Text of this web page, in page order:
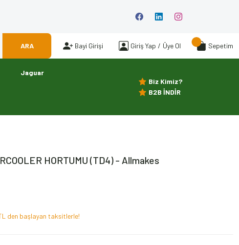
ARA Bayi Girişi Giriş Yap / Üye Ol Sepetim
Jaguar
Biz Kimiz?
B2B İNDİR
HORTUMU (TD4) - Allmakes
den başlayan taksitlerle!